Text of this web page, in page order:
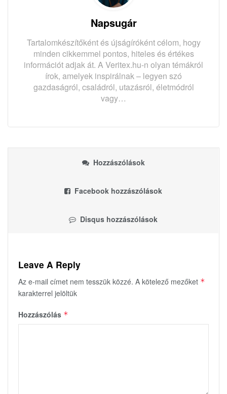
Napsugár
Tartalomkészítőként és újságíróként célom, hogy
minden cikkemmel pontos, hiteles és értékes
információt adjak át. A Veritex.hu-n olyan témákról
írok, amelyek inspirálnak – legyen szó
gazdaságról, családról, utazásról, életmódról
vagy…
Hozzászólások
Facebook hozzászólások
Disqus hozzászólások
Leave A Reply
Az e-mail címet nem tesszük közzé. A kötelező mezőket *
karakterrel jelöltük
Hozzászólás *